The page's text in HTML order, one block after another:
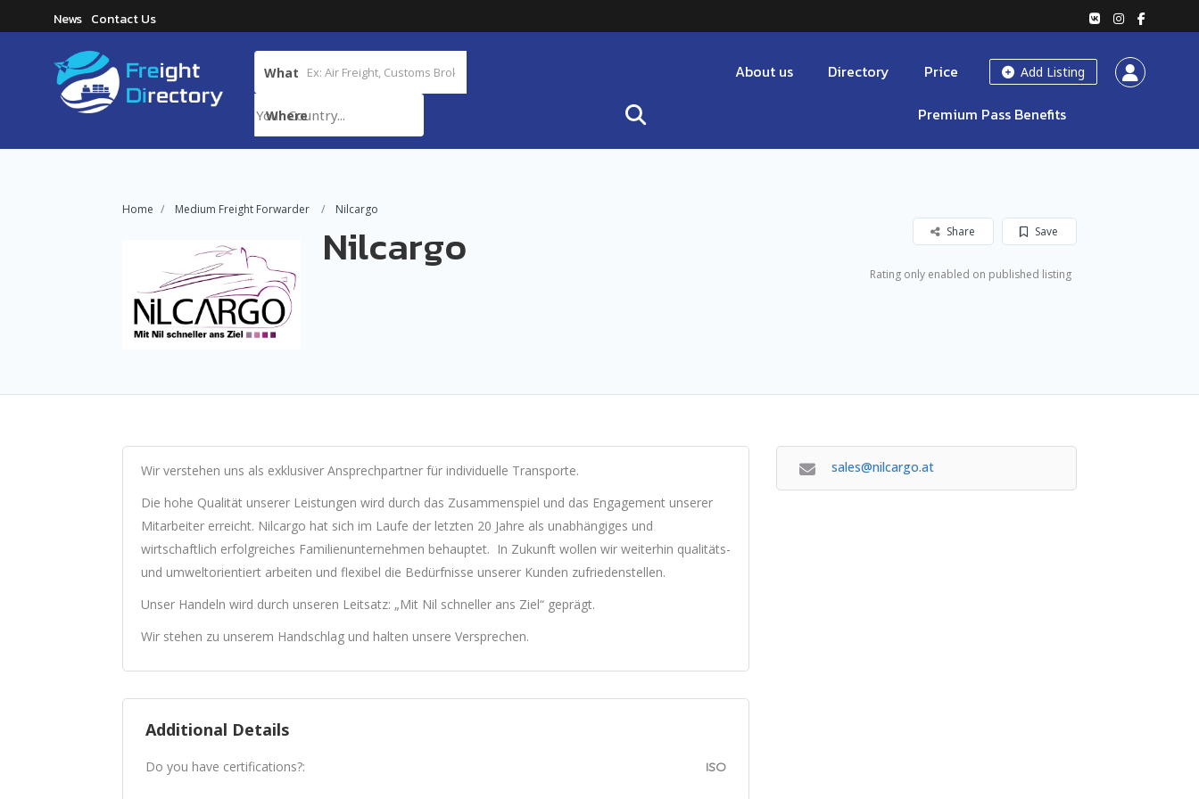
News Contact Us
What
Where
Add Listing
About us Directory
Price
Premium Pass Benefits
Home Medium Freight Forwarder Nilcargo
Nilcargo Save
Share
Rating only enabled on published listing
Wir verstehen uns als exklusiver Ansprechpartner für individuelle Transporte.
Die hohe Qualität unserer Leistungen wird durch das Zusammenspiel und das Engagement unserer
Mitarbeiter erreicht. Nilcargo hat sich im Laufe der letzten 20 Jahre als unabhängiges und
wirtschaftlich erfolgreiches Familienunternehmen behauptet. In Zukunft wollen wir weiterhin qualitäts-
und umweltorientiert arbeiten und flexibel die Bedürfnisse unserer Kunden zufriedenstellen.
Unser Handeln wird durch unseren Leitsatz: „Mit Nil schneller ans Ziel“ geprägt.
Wir stehen zu unserem Handschlag und halten unsere Versprechen.
Additional Details
Do you have certifications?: ISO
sales@nilcargo.at